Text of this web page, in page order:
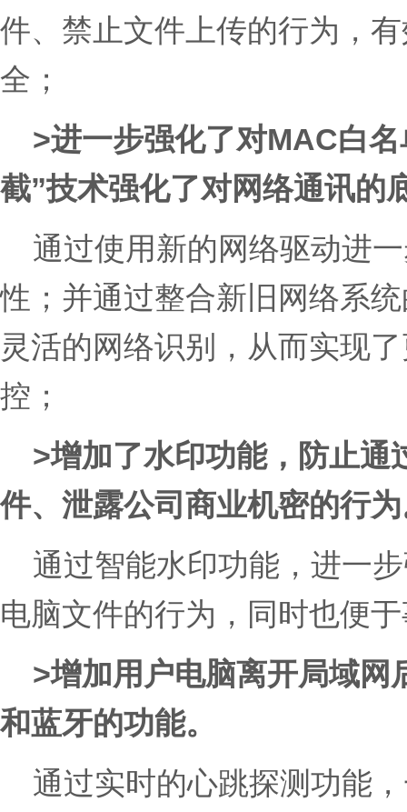
件、禁止文件上传的行为，
全；
>进一步强化了对MAC白
截”技术强化了对网络通讯的
通过使用新的网络驱动进
性；并通过整合新旧网络系
灵活的网络识别，从而实现
控；
>增加了水印功能，防止通
件、泄露公司商业机密的行
通过智能水印功能，进一
电脑文件的行为，同时也便
>增加用户电脑离开局域网
和蓝牙的功能。
通过实时的心跳探测功能